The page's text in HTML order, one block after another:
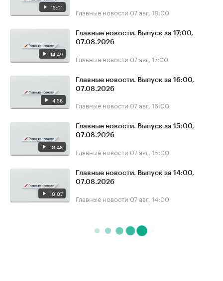
15:01 Главные новости 07 авг, 18:00
14:49
Главные новости. Выпуск за 17:00,
07.08.2026
Главные новости 07 авг, 17:00
4:58
Главные новости. Выпуск за 16:00,
07.08.2026
Главные новости 07 авг, 16:00
10:48
Главные новости. Выпуск за 15:00,
07.08.2026
Главные новости 07 авг, 15:00
10:07
Главные новости. Выпуск за 14:00,
07.08.2026
Главные новости 07 авг, 14:00